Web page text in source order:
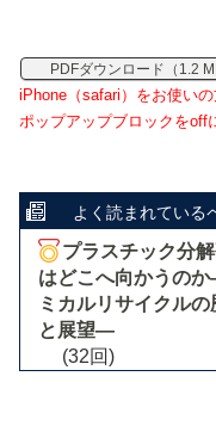
PDFダウンロード（1.2
iPhone（safari）をお使い
ポップアップブロックをoff
よく読まれている
プラスチック分
はどこへ向かうの
ミカルリサイクルの
と展望―
(32回)